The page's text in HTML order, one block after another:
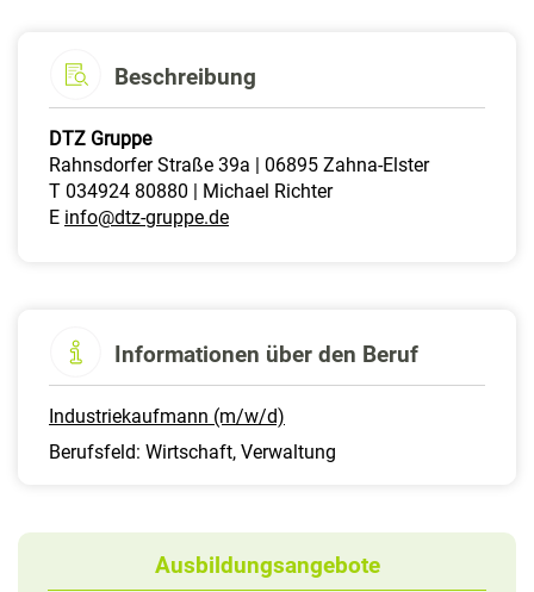
Beschreibung
DTZ Gruppe
Rahnsdorfer Straße 39a | 06895 Zahna-Elster
T 034924 80880 | Michael Richter
E info@dtz-gruppe.de
Informationen über den Beruf
Industriekaufmann (m/w/d)
Berufsfeld: Wirtschaft, Verwaltung
Ausbildungsangebote